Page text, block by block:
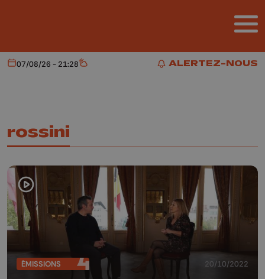
ALERTEZ-NOUS
ALERTEZ-NOUS
Aujourd'hui
07/08/26 - 21:28 Météo
rossini
ÉMISSIONS 20/10/2022